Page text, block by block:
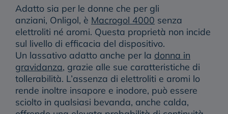
Adatto sia per le donne che per gli
anziani, Onligol, è Macrogol 4000 senza
elettroliti né aromi. Questa proprietà non incide
sul livello di efficacia del dispositivo.
Un lassativo adatto anche per la donna in
gravidanza, grazie alle sue caratteristiche di
tollerabilità. L’assenza di elettroliti e aromi lo
rende inoltre insapore e inodore, può essere
sciolto in qualsiasi bevanda, anche calda,